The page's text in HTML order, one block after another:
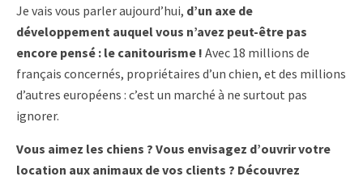
Je vais vous parler aujourd’hui, d’un axe de
développement auquel vous n’avez peut-être pas
encore pensé : le canitourisme ! Avec 18 millions de
français concernés, propriétaires d’un chien, et des millions
d’autres européens : c’est un marché à ne surtout pas
ignorer.
Vous aimez les chiens ? Vous envisagez d’ouvrir votre
location aux animaux de vos clients ? Découvrez